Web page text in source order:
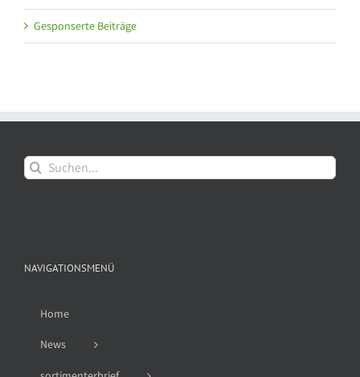
Gesponserte Beiträge
Suche
nach:
NAVIGATIONSMENÜ
Home
News